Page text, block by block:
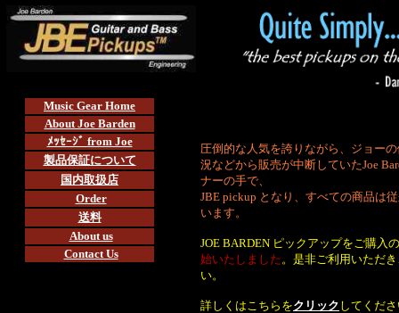
Music Gear Home
About Joe Barden
ﾒｯｾｰｼﾞ from Joe
製品保証について
国内取扱店
Order
送料
About us
Contact Us
圧倒的な人気を誇りながら、ジョー
況などから販売が中断していたJoe
ナーの手で、
JBE pickup となり、すべての商品は
います。
JOE BARDEN ピックアップをご購入
始いたしました。是非ご利用いただ
い。
詳しくはこちらをクリック してくだ